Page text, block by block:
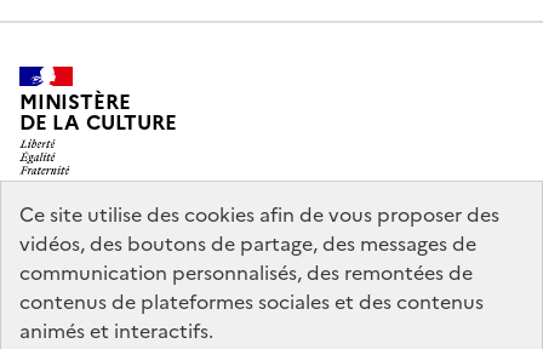
Ce site utilise des cookies afin de vous proposer des
vidéos, des boutons de partage, des messages de
communication personnalisés, des remontées de
contenus de plateformes sociales et des contenus
animés et interactifs.
MINISTÈRE
DE LA CULTURE
legifrance.gouv.fr
info.gouv.fr
service-public.gouv.fr
data.gouv.fr